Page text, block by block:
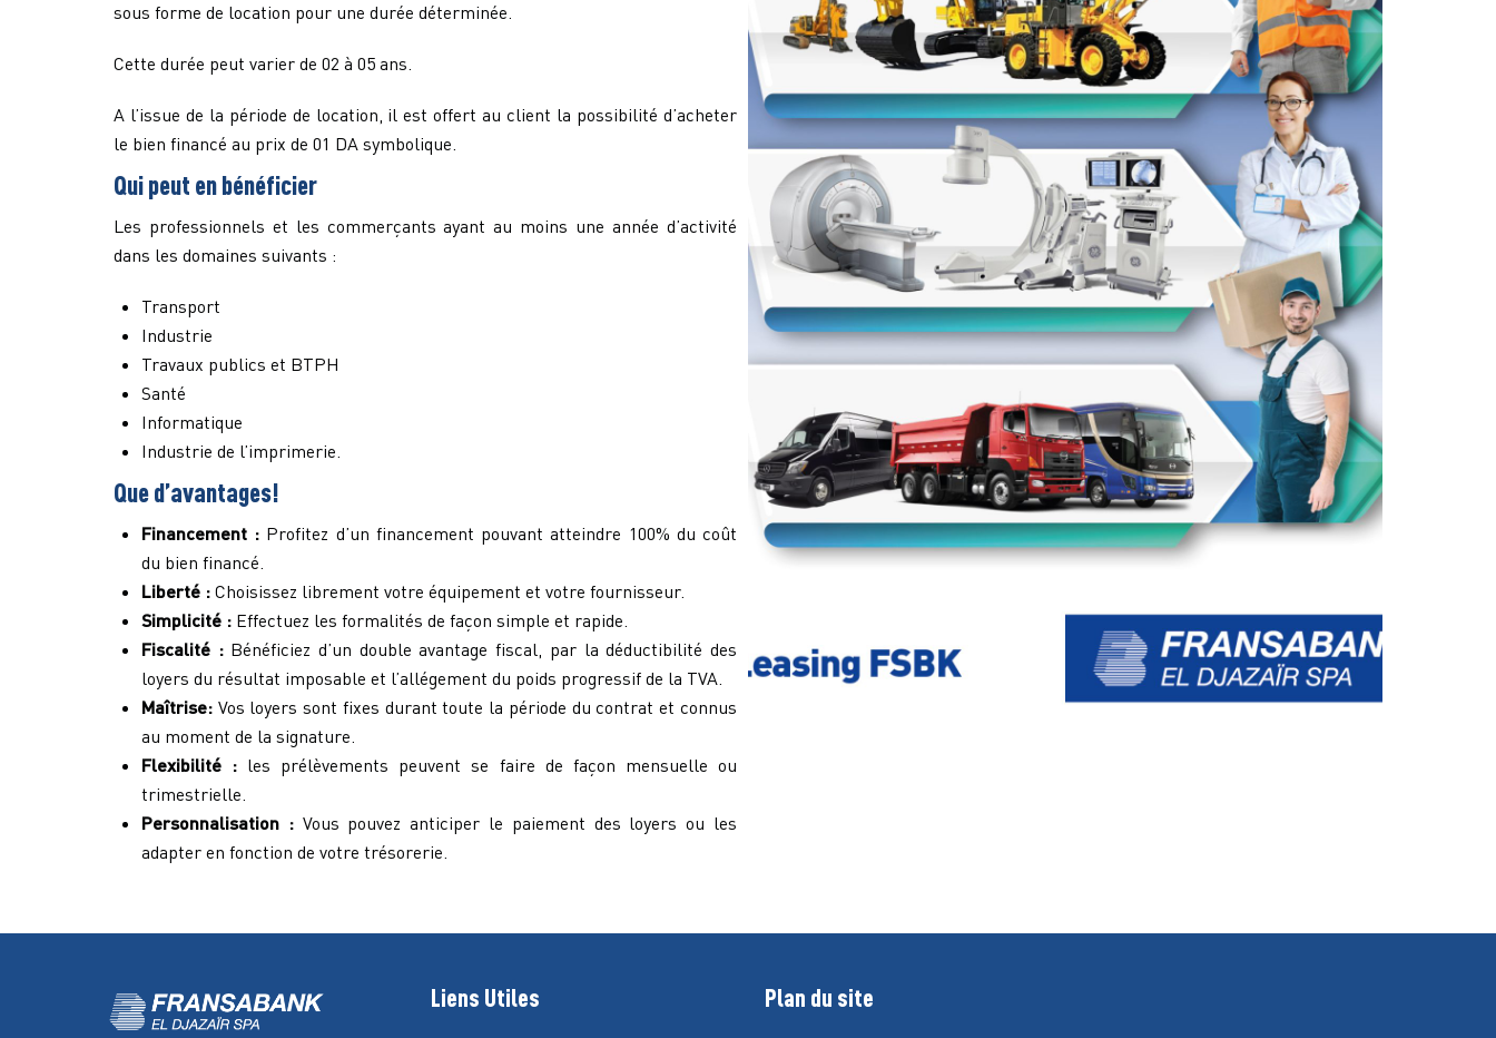
sous forme de location pour une durée déterminée.
Cette durée peut varier de 02 à 05 ans.
A l’issue de la période de location, il est offert au client la possibilité d’acheter
le bien financé au prix de 01 DA symbolique.
Qui peut en bénéficier
Les professionnels et les commerçants ayant au moins une année d’activité
dans les domaines suivants :
Transport
Industrie
Travaux publics et BTPH
Santé
Informatique
Industrie de l’imprimerie.
Que d’avantages!
Financement : Profitez d’un financement pouvant atteindre 100% du coût
du bien financé.
Liberté : Choisissez librement votre équipement et votre fournisseur.
Simplicité : Effectuez les formalités de façon simple et rapide.
Fiscalité :Bénéficiez d’un double avantage fi­scal, par la déductibilité des
loyers du résultat imposable et l’allégement du poids progressif de la TVA.
Maîtrise: Vos loyers sont fixes durant toute la période du contrat et connus
au moment de la signature.
Flexibilité : les prélèvements peuvent se faire de façon mensuelle ou
trimestrielle.
Personnalisation :Vous pouvez anticiper le paiement des loyers ou les
adapter en fonction de votre trésorerie.
Liens Utiles Plan du site